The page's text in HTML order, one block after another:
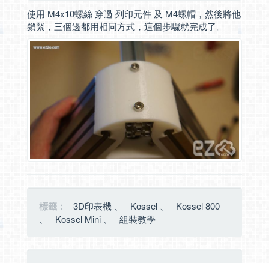
使用 M4x10螺絲 穿過 列印元件 及 M4螺帽，然後將他
鎖緊，三個邊都用相同方式，這個步驟就完成了。
標籤： 3D印表機 、 Kossel 、 Kossel 800
、 Kossel Mini 、 組裝教學